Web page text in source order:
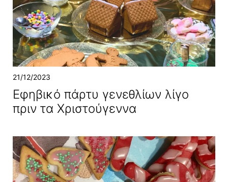
21/12/2023
Εφηβικό πάρτυ γενεθλίων λίγο
πριν τα Χριστούγεννα